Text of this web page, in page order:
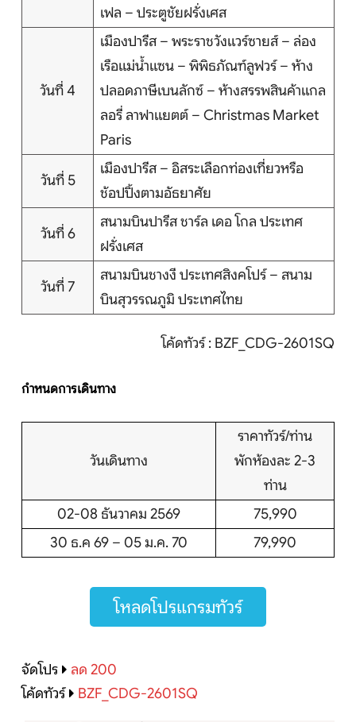
เฟล – ประตูชัยฝรั่งเศส
วันที่ 4
เมืองปารีส – พระราชวังแวร์ซายส์ – ล่อง
เรือแม่น้ำแซน – พิพิธภัณฑ์ลูฟวร์ – ห้าง
ปลอดภาษีเบนลักซ์ – ห้างสรรพสินค้าแกล
ลอรี่ ลาฟาแยตต์ – Christmas Market
Paris
วันที่ 5
เมืองปารีส – อิสระเลือกท่องเที่ยวหรือ
ช้อปปิ้งตามอัธยาศัย
วันที่ 6
สนามบินปารีส ชาร์ล เดอ โกล ประเทศ
ฝรั่งเศส
วันที่ 7
สนามบินชางงี ประเทศสิงคโปร์ – สนาม
บินสุวรรณภูมิ ประเทศไทย
โค้ดทัวร์ : BZF_CDG-2601SQ
กำหนดการเดินทาง
วันเดินทาง
ราคาทัวร์/ท่าน
พักห้องละ 2-3
ท่าน
02-08 ธันวาคม 2569
75,990
30 ธ.ค 69 – 05 ม.ค. 70
79,990
โหลดโปรแกรมทัวร์
จัดโปร
ลด 200
โค้ดทัวร์
BZF_CDG-2601SQ